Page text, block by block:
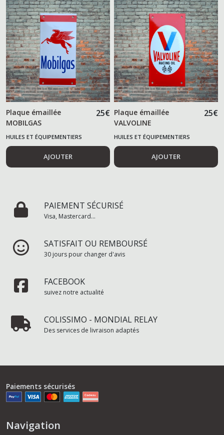
Plaque émaillée
MOBILGAS
25€
HUILES ET ÉQUIPEMENTIERS
AUTOMOBILES
AJOUTER
Plaque émaillée
VALVOLINE
25€
HUILES ET ÉQUIPEMENTIERS
AUTOMOBILES
AJOUTER
PAIEMENT SÉCURISÉ
Visa, Mastercard...
SATISFAIT OU REMBOURSÉ
30 jours pour changer d'avis
FACEBOOK
suivez notre actualité
COLISSIMO - MONDIAL RELAY
Des services de livraison adaptés
Paiements sécurisés
Navigation